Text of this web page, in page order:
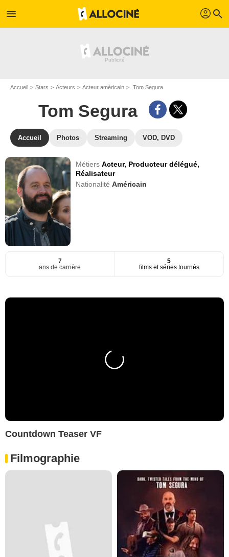
menu profil search
Accueil Stars Acteurs Acteur américain Tom Segura
Tom Segura
Accueil Photos Streaming VOD, DVD
MétiersActeur, Producteur délégué,
Réalisateur
NationalitéAméricain
7
ans de carrière
5
films et séries tournés
Countdown Teaser VF
Filmographie